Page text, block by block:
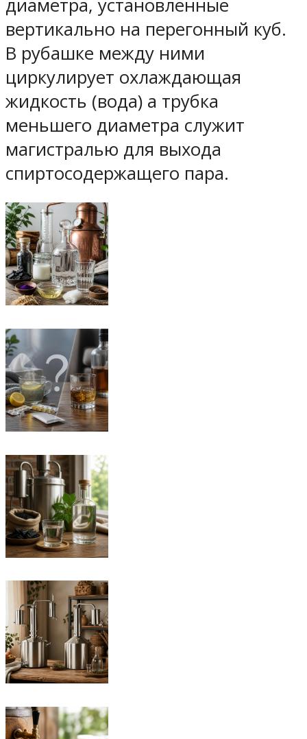
диаметра, установленные
вертикально на перегонный куб.
В рубашке между ними
циркулирует охлаждающая
жидкость (вода) а трубка
меньшего диаметра служит
магистралью для выхода
спиртосодержащего пара.